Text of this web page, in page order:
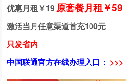
优惠月租￥19原套餐月租￥59
激活当月任意渠道首充100元
只发省内
中国联通官方在线办理入口： >>>